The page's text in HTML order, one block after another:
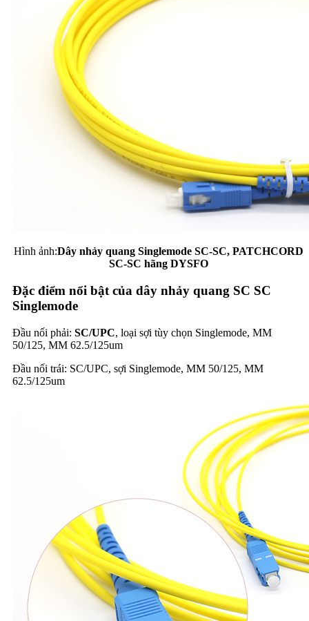
Hình ảnh:Dây nhảy quang Singlemode SC-SC, PATCHCORD
SC-SC hãng DYSFO
Đặc điểm nổi bật của dây nhảy quang SC SC
Singlemode
Đầu nối phải: SC/UPC, loại sợi tùy chọn Singlemode, MM
50/125, MM 62.5/125um
Đầu nối trái: SC/UPC, sợi Singlemode, MM 50/125, MM
62.5/125um